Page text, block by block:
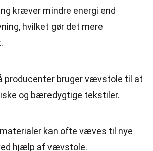
kræver mindre energi end
hvilket gør det mere
producenter bruger vævstole til at
og bæredygtige tekstiler.
kan ofte væves til nye
hjælp af vævstole.